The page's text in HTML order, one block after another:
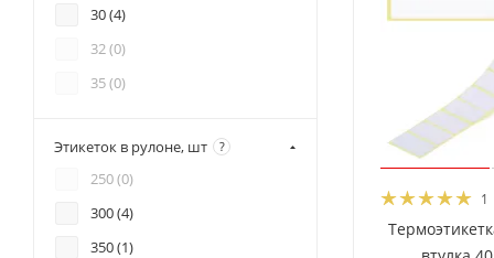
1
80 (4)
100 (13
157 (1
30 (4)
32 (0)
35 (0)
45 (0 )
50 (0)
51 (0)
53 (0)
Этикеток в рулоне, шт ?
250 (0)
300 (4)
350 (1)